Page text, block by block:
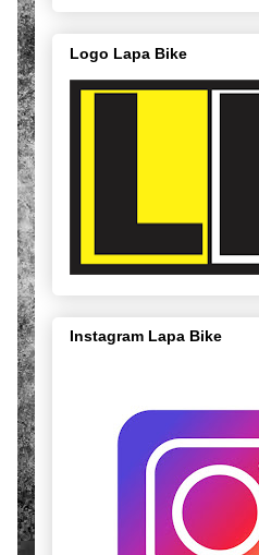
Logo Lapa Bike
Instagram Lapa Bike